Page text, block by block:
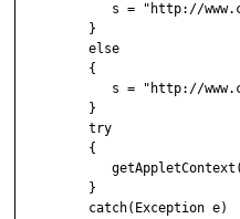
s = "http://
         }
         else
         {
s = "http://
         }
         try
         {
         }
         catch(Exception e)